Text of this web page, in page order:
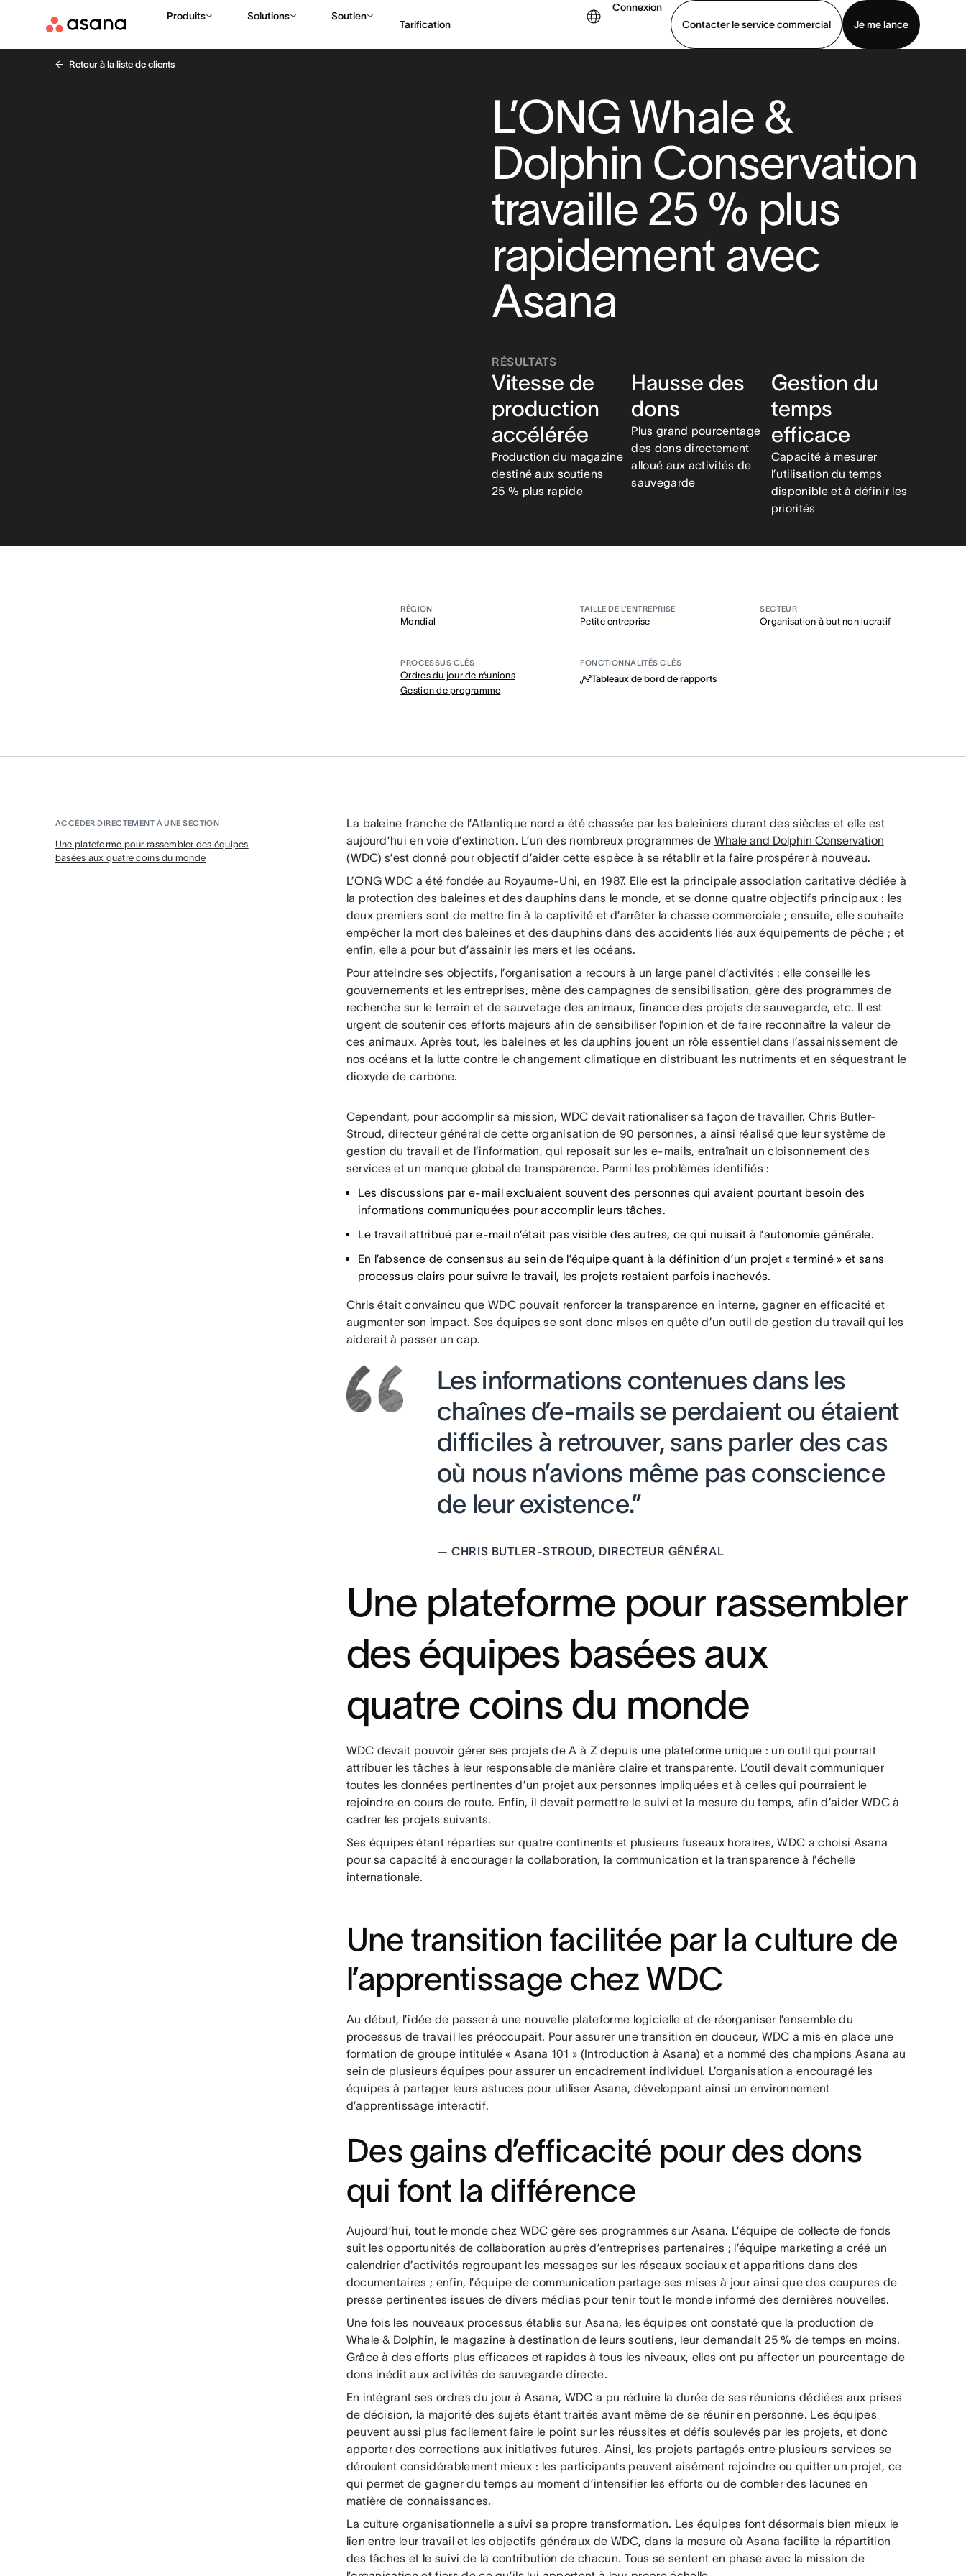
Produits Solutions Soutien
Tarification
Connexion
Contacter le service commercial
Je me lance
Retour à la liste de clients
L’ONG Whale &
Dolphin Conservation
travaille 25 % plus
rapidement avec
Asana
RÉSULTATS
Vitesse de
production
accélérée
Production du magazine
destiné aux soutiens
25 % plus rapide
Hausse des
dons
Plus grand pourcentage
des dons directement
alloué aux activités de
sauvegarde
Gestion du
temps
efficace
Capacité à mesurer
l’utilisation du temps
disponible et à définir les
priorités
RÉGION
Mondial
TAILLE DE L’ENTREPRISE
Petite entreprise
SECTEUR
Organisation à but non lucratif
PROCESSUS CLÉS
Ordres du jour de réunions
Gestion de programme
FONCTIONNALITÉS CLÉS
Tableaux de bord de rapports
ACCÉDER DIRECTEMENT À UNE SECTION
Une plateforme pour rassembler des équipes
basées aux quatre coins du monde
La baleine franche de l’Atlantique nord a été chassée par les baleiniers durant des siècles et elle est
aujourd’hui en voie d’extinction. L’un des nombreux programmes de Whale and Dolphin Conservation
(WDC) s’est donné pour objectif d’aider cette espèce à se rétablir et la faire prospérer à nouveau.
L’ONG WDC a été fondée au Royaume-Uni, en 1987. Elle est la principale association caritative dédiée à
la protection des baleines et des dauphins dans le monde, et se donne quatre objectifs principaux : les
deux premiers sont de mettre fin à la captivité et d’arrêter la chasse commerciale ; ensuite, elle souhaite
empêcher la mort des baleines et des dauphins dans des accidents liés aux équipements de pêche ; et
enfin, elle a pour but d’assainir les mers et les océans.
Pour atteindre ses objectifs, l’organisation a recours à un large panel d’activités : elle conseille les
gouvernements et les entreprises, mène des campagnes de sensibilisation, gère des programmes de
recherche sur le terrain et de sauvetage des animaux, finance des projets de sauvegarde, etc. Il est
urgent de soutenir ces efforts majeurs afin de sensibiliser l’opinion et de faire reconnaître la valeur de
ces animaux. Après tout, les baleines et les dauphins jouent un rôle essentiel dans l’assainissement de
nos océans et la lutte contre le changement climatique en distribuant les nutriments et en séquestrant le
dioxyde de carbone.
Cependant, pour accomplir sa mission, WDC devait rationaliser sa façon de travailler. Chris Butler-
Stroud, directeur général de cette organisation de 90 personnes, a ainsi réalisé que leur système de
gestion du travail et de l’information, qui reposait sur les e-mails, entraînait un cloisonnement des
services et un manque global de transparence. Parmi les problèmes identifiés :
Les discussions par e-mail excluaient souvent des personnes qui avaient pourtant besoin des
informations communiquées pour accomplir leurs tâches.
Le travail attribué par e-mail n’était pas visible des autres, ce qui nuisait à l’autonomie générale.
En l’absence de consensus au sein de l’équipe quant à la définition d’un projet « terminé » et sans
processus clairs pour suivre le travail, les projets restaient parfois inachevés.
Chris était convaincu que WDC pouvait renforcer la transparence en interne, gagner en efficacité et
augmenter son impact. Ses équipes se sont donc mises en quête d’un outil de gestion du travail qui les
aiderait à passer un cap.
Les informations contenues dans les
chaînes d’e-mails se perdaient ou étaient
difficiles à retrouver, sans parler des cas
où nous n’avions même pas conscience
de leur existence.”
— CHRIS BUTLER-STROUD, DIRECTEUR GÉNÉRAL
Une plateforme pour rassembler
des équipes basées aux
quatre coins du monde
WDC devait pouvoir gérer ses projets de A à Z depuis une plateforme unique : un outil qui pourrait
attribuer les tâches à leur responsable de manière claire et transparente. L’outil devait communiquer
toutes les données pertinentes d’un projet aux personnes impliquées et à celles qui pourraient le
rejoindre en cours de route. Enfin, il devait permettre le suivi et la mesure du temps, afin d’aider WDC à
cadrer les projets suivants.
Ses équipes étant réparties sur quatre continents et plusieurs fuseaux horaires, WDC a choisi Asana
pour sa capacité à encourager la collaboration, la communication et la transparence à l’échelle
internationale.
Une transition facilitée par la culture de
l’apprentissage chez WDC
Au début, l’idée de passer à une nouvelle plateforme logicielle et de réorganiser l’ensemble du
processus de travail les préoccupait. Pour assurer une transition en douceur, WDC a mis en place une
formation de groupe intitulée « Asana 101 » (Introduction à Asana) et a nommé des champions Asana au
sein de plusieurs équipes pour assurer un encadrement individuel. L’organisation a encouragé les
équipes à partager leurs astuces pour utiliser Asana, développant ainsi un environnement
d’apprentissage interactif.
Des gains d’efficacité pour des dons
qui font la différence
Aujourd’hui, tout le monde chez WDC gère ses programmes sur Asana. L’équipe de collecte de fonds
suit les opportunités de collaboration auprès d’entreprises partenaires ; l’équipe marketing a créé un
calendrier d’activités regroupant les messages sur les réseaux sociaux et apparitions dans des
documentaires ; enfin, l’équipe de communication partage ses mises à jour ainsi que des coupures de
presse pertinentes issues de divers médias pour tenir tout le monde informé des dernières nouvelles.
Une fois les nouveaux processus établis sur Asana, les équipes ont constaté que la production de
Whale & Dolphin, le magazine à destination de leurs soutiens, leur demandait 25 % de temps en moins.
Grâce à des efforts plus efficaces et rapides à tous les niveaux, elles ont pu affecter un pourcentage de
dons inédit aux activités de sauvegarde directe.
En intégrant ses ordres du jour à Asana, WDC a pu réduire la durée de ses réunions dédiées aux prises
de décision, la majorité des sujets étant traités avant même de se réunir en personne. Les équipes
peuvent aussi plus facilement faire le point sur les réussites et défis soulevés par les projets, et donc
apporter des corrections aux initiatives futures. Ainsi, les projets partagés entre plusieurs services se
déroulent considérablement mieux : les participants peuvent aisément rejoindre ou quitter un projet, ce
qui permet de gagner du temps au moment d’intensifier les efforts ou de combler des lacunes en
matière de connaissances.
La culture organisationnelle a suivi sa propre transformation. Les équipes font désormais bien mieux le
lien entre leur travail et les objectifs généraux de WDC, dans la mesure où Asana facilite la répartition
des tâches et le suivi de la contribution de chacun. Tous se sentent en phase avec la mission de